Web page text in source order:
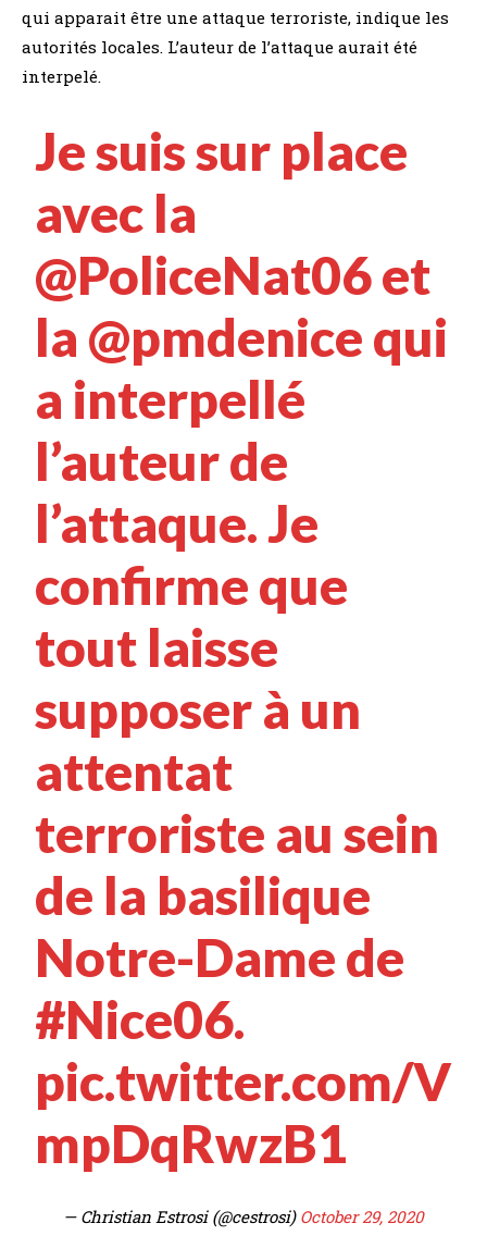
qui apparait être une attaque terroriste, indique les
autorités locales. L’auteur de l’attaque aurait été
interpelé.
Je suis sur place
avec la
@PoliceNat06et
la @pmdenicequi
a interpellé
l’auteur de
l’attaque. Je
confirme que
tout laisse
supposer à un
attentat
terroriste au sein
de la basilique
Notre-Dame de
#Nice06.
pic.twitter.com/V
mpDqRwzB1
— Christian Estrosi (@cestrosi) October 29, 2020